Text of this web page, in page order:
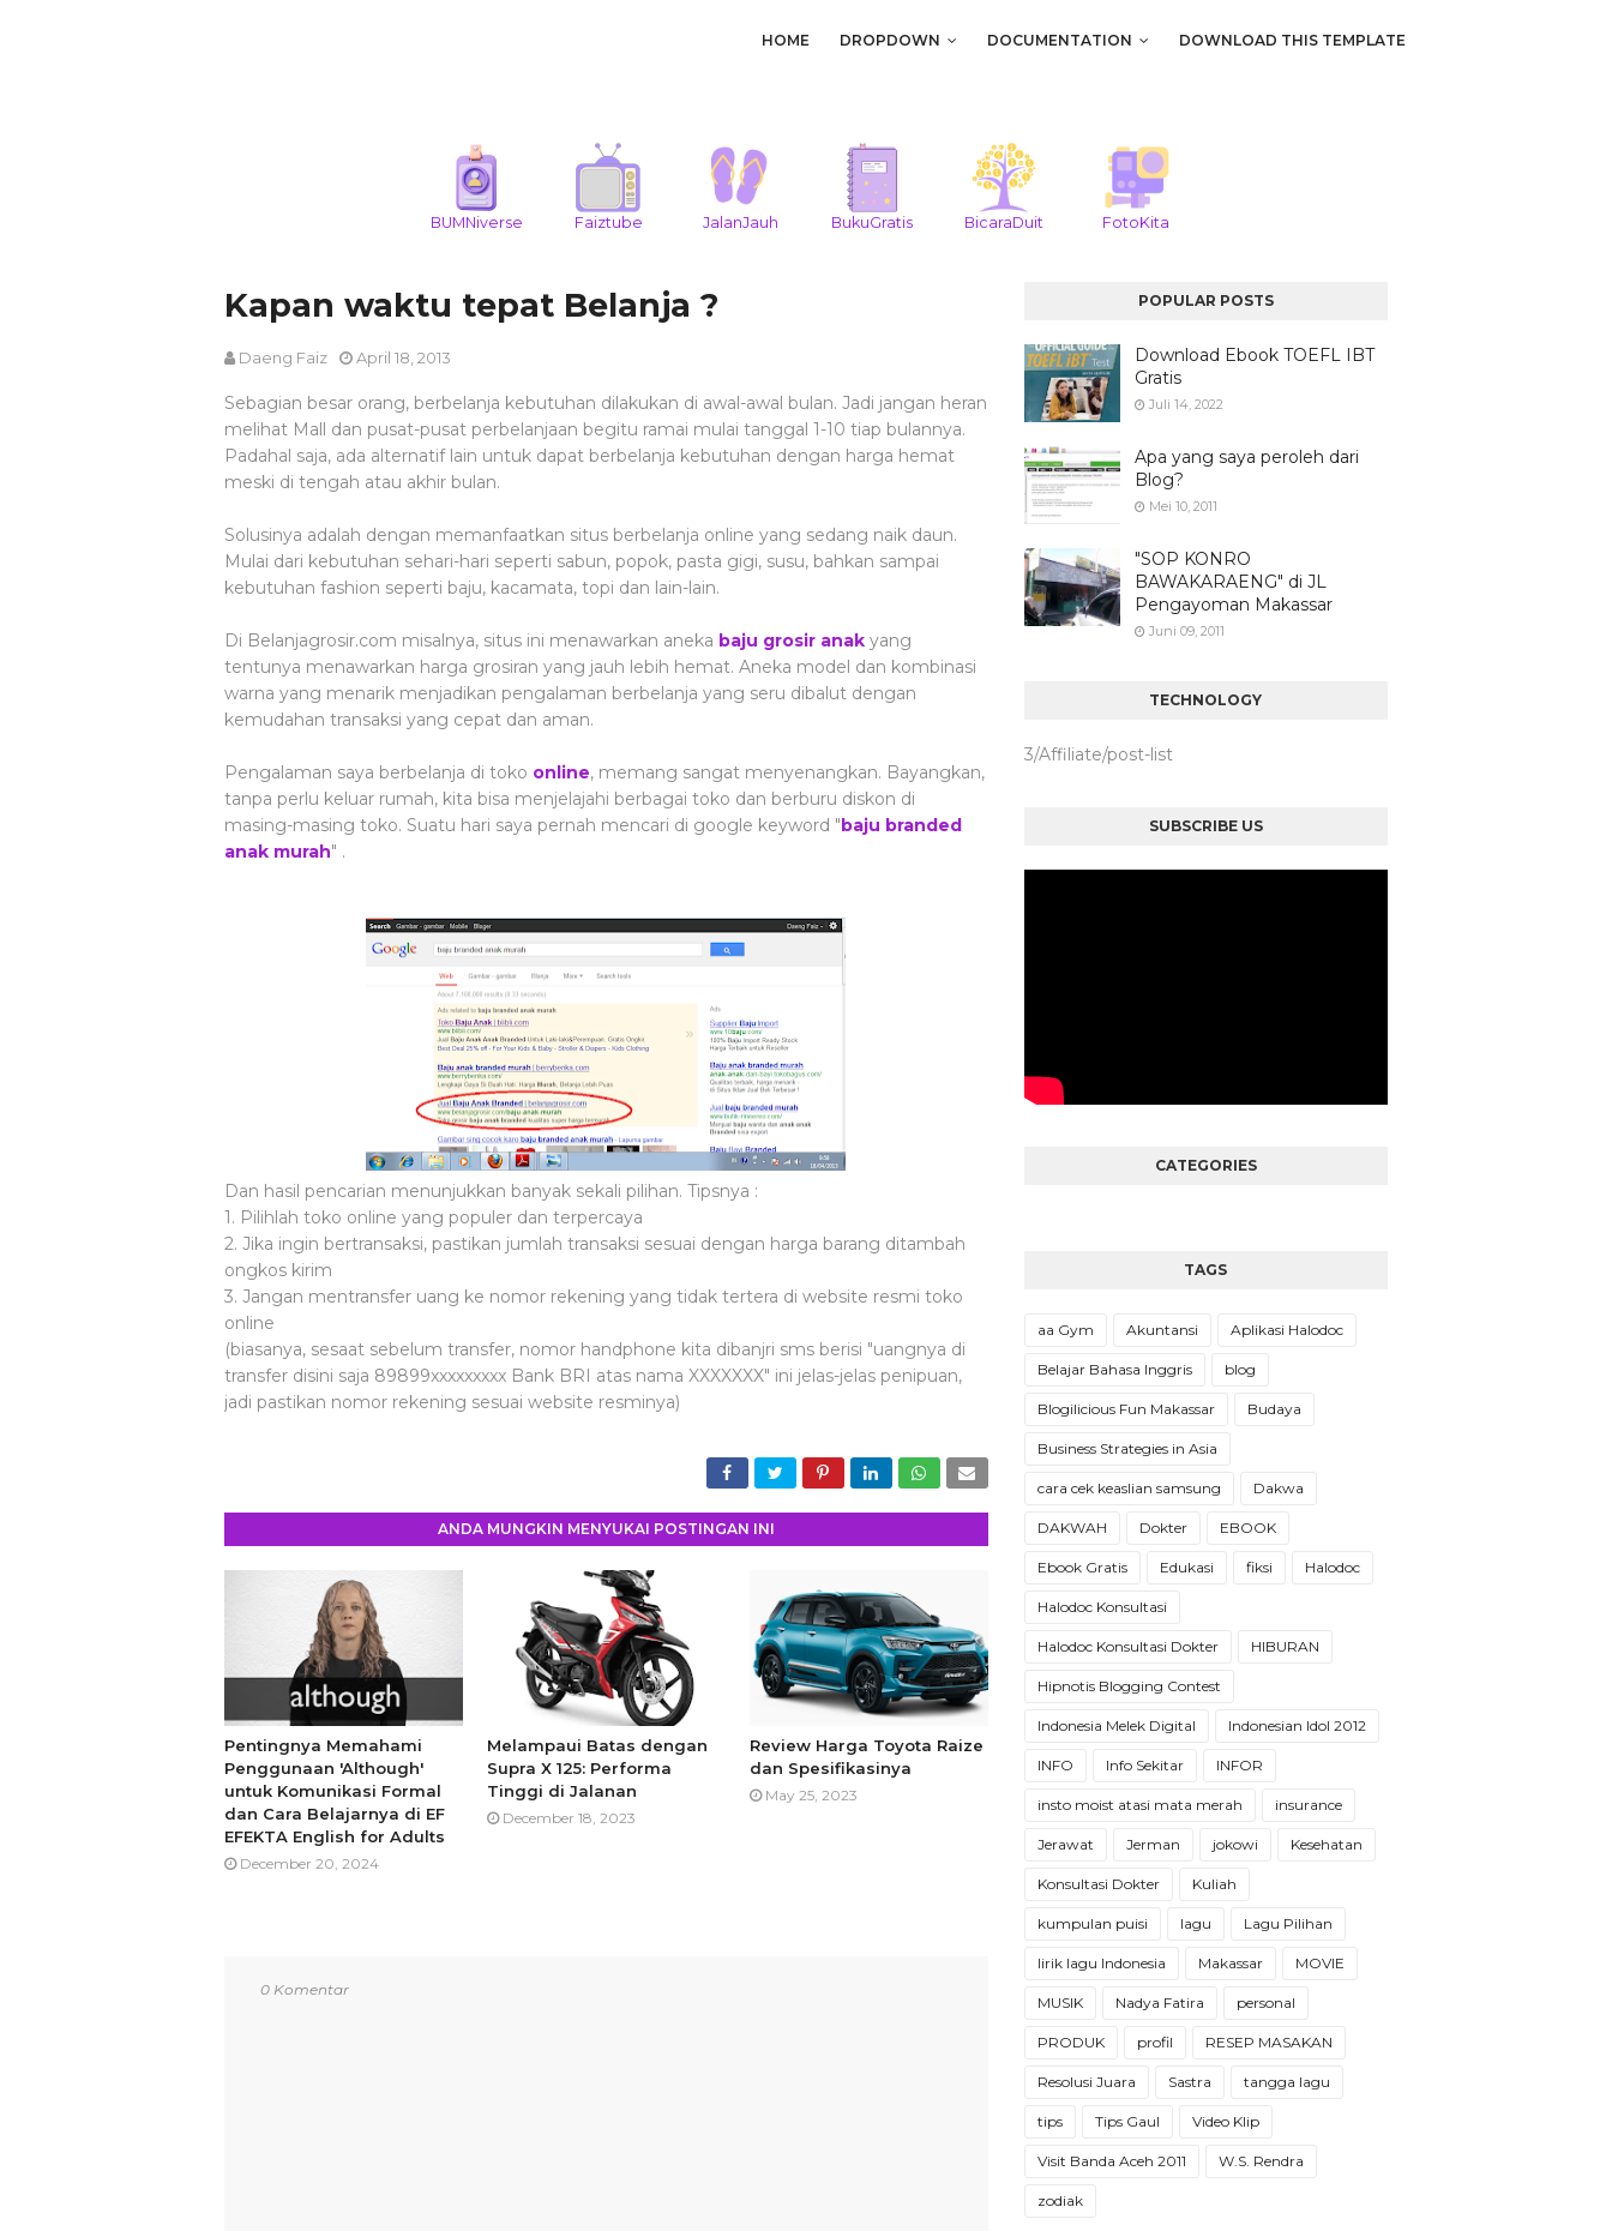
HOME DROPDOWN DOCUMENTATION DOWNLOAD THIS TEMPLATE
BUMNiverse Faiztube JalanJauh BukuGratis BicaraDuit FotoKita
Kapan waktu tepat Belanja ?
Daeng Faiz April 18, 2013
Sebagian besar orang, berbelanja kebutuhan dilakukan di awal-awal bulan. Jadi jangan heran
melihat Mall dan pusat-pusat perbelanjaan begitu ramai mulai tanggal 1-10 tiap bulannya.
Padahal saja, ada alternatif lain untuk dapat berbelanja kebutuhan dengan harga hemat
meski di tengah atau akhir bulan.
Solusinya adalah dengan memanfaatkan situs berbelanja online yang sedang naik daun.
Mulai dari kebutuhan sehari-hari seperti sabun, popok, pasta gigi, susu, bahkan sampai
kebutuhan fashion seperti baju, kacamata, topi dan lain-lain.
Di Belanjagrosir.com misalnya, situs ini menawarkan aneka baju grosir anak yang
tentunya menawarkan harga grosiran yang jauh lebih hemat. Aneka model dan kombinasi
warna yang menarik menjadikan pengalaman berbelanja yang seru dibalut dengan
kemudahan transaksi yang cepat dan aman.
Pengalaman saya berbelanja di toko online, memang sangat menyenangkan. Bayangkan,
tanpa perlu keluar rumah, kita bisa menjelajahi berbagai toko dan berburu diskon di
masing-masing toko. Suatu hari saya pernah mencari di google keyword "baju branded
anak murah" .
Dan hasil pencarian menunjukkan banyak sekali pilihan. Tipsnya :
1. Pilihlah toko online yang populer dan terpercaya
2. Jika ingin bertransaksi, pastikan jumlah transaksi sesuai dengan harga barang ditambah
ongkos kirim
3. Jangan mentransfer uang ke nomor rekening yang tidak tertera di website resmi toko
online
(biasanya, sesaat sebelum transfer, nomor handphone kita dibanjri sms berisi "uangnya di
transfer disini saja 89899xxxxxxxxx Bank BRI atas nama XXXXXXX" ini jelas-jelas penipuan,
jadi pastikan nomor rekening sesuai website resminya)
ANDA MUNGKIN MENYUKAI POSTINGAN INI
Pentingnya Memahami
Penggunaan 'Although'
untuk Komunikasi Formal
dan Cara Belajarnya di EF
EFEKTA English for Adults
December 20, 2024
Melampaui Batas dengan
Supra X 125: Performa
Tinggi di Jalanan
December 18, 2023
Review Harga Toyota Raize
dan Spesifikasinya
May 25, 2023
0 Komentar
POPULAR POSTS
Download Ebook TOEFL IBT
Gratis
Juli 14, 2022
Apa yang saya peroleh dari
Blog?
Mei 10, 2011
"SOP KONRO
BAWAKARAENG" di JL
Pengayoman Makassar
Juni 09, 2011
TECHNOLOGY
3/Affiliate/post-list
SUBSCRIBE US
CATEGORIES
TAGS
aa Gym Akuntansi Aplikasi Halodoc
Belajar Bahasa Inggris blog
Blogilicious Fun Makassar Budaya
Business Strategies in Asia
cara cek keaslian samsung Dakwa
DAKWAH Dokter EBOOK
Ebook Gratis Edukasi fiksi Halodoc
Halodoc Konsultasi
Halodoc Konsultasi Dokter HIBURAN
Hipnotis Blogging Contest
Indonesia Melek Digital Indonesian Idol 2012
INFO Info Sekitar INFOR
insto moist atasi mata merah insurance
Jerawat Jerman jokowi Kesehatan
Konsultasi Dokter Kuliah
kumpulan puisi lagu Lagu Pilihan
lirik lagu Indonesia Makassar MOVIE
MUSIK Nadya Fatira personal
PRODUK profil RESEP MASAKAN
Resolusi Juara Sastra tangga lagu
tips Tips Gaul Video Klip
Visit Banda Aceh 2011 W.S. Rendra
zodiak